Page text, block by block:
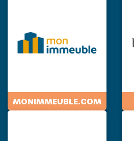
MONIMMEUBLE.COM